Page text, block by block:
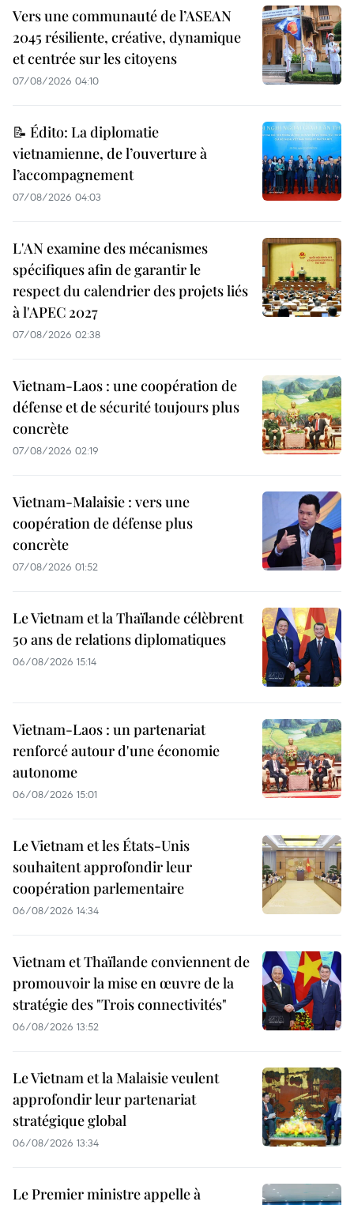
Vers une communauté de l’ASEAN
2045 résiliente, créative, dynamique
et centrée sur les citoyens
07/08/2026 04:10
📝 Édito: La diplomatie
vietnamienne, de l’ouverture à
l’accompagnement
07/08/2026 04:03
L'AN examine des mécanismes
spécifiques afin de garantir le
respect du calendrier des projets liés
à l'APEC 2027
07/08/2026 02:38
Vietnam-Laos : une coopération de
défense et de sécurité toujours plus
concrète
07/08/2026 02:19
Vietnam-Malaisie : vers une
coopération de défense plus
concrète
07/08/2026 01:52
Le Vietnam et la Thaïlande célèbrent
50 ans de relations diplomatiques
06/08/2026 15:14
Vietnam-Laos : un partenariat
renforcé autour d'une économie
autonome
06/08/2026 15:01
Le Vietnam et les États-Unis
souhaitent approfondir leur
coopération parlementaire
06/08/2026 14:34
Vietnam et Thaïlande conviennent de
promouvoir la mise en œuvre de la
stratégie des "Trois connectivités"
06/08/2026 13:52
Le Vietnam et la Malaisie veulent
approfondir leur partenariat
stratégique global
06/08/2026 13:34
Le Premier ministre appelle à